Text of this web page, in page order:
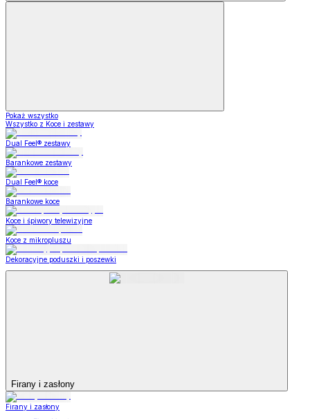
Pokaż wszystko
Wszystko z Koce i zestawy
Dual Feel® zestawy
Barankowe zestawy
Dual Feel® koce
Barankowe koce
Koce i śpiwory telewizyjne
Koce z mikropluszu
Dekoracyjne poduszki i poszewki
Firany i zasłony
Firany i zasłony